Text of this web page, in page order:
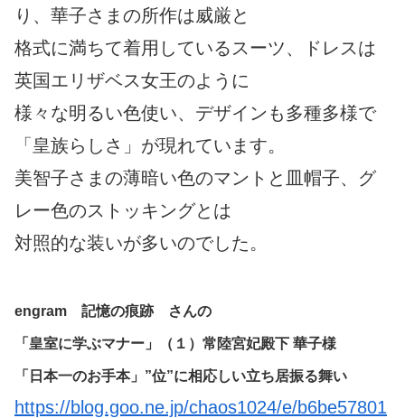
り、華子さまの所作は威厳と
格式に満ちて着用しているスーツ、ドレスは
英国エリザベス女王のように
様々な明るい色使い、デザインも多種多様で
「皇族らしさ」が現れています。
美智子さまの薄暗い色のマントと皿帽子、グ
レー色のストッキングとは
対照的な装いが多いのでした。
engram 記憶の痕跡 さんの
「皇室に学ぶマナー」（１）常陸宮妃殿下 華子様
「日本一のお手本」”位”に相応しい立ち居振る舞い
https://blog.goo.ne.jp/chaos1024/e/b6be57801